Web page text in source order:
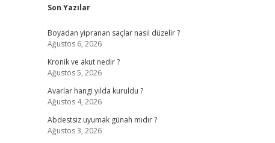
Sidebar
Son Yazılar
Boyadan yipranan saçlar nasıl düzelir ?
Ağustos 6, 2026
Kronik ve akut nedir ?
Ağustos 5, 2026
Avarlar hangi yılda kuruldu ?
Ağustos 4, 2026
Abdestsiz uyumak günah mıdır ?
Ağustos 3, 2026